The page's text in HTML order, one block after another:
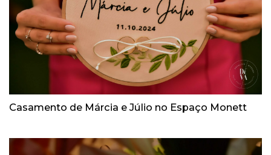
Casamento de Márcia e Júlio no Espaço Monett